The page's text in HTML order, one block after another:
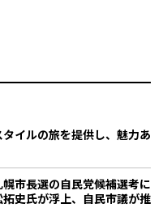
イルの旅を提供し、魅力あ
幌市長選の自民党候補選考に
史氏が浮上、自民市議が推